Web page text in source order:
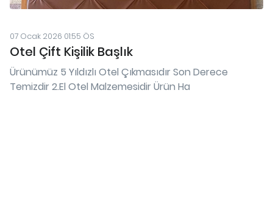
07 Ocak 2026 01:55 ÖS
Otel Çift Kişilik Başlık
Ürünümüz 5 Yıldızlı Otel Çıkmasıdır Son Derece
Temizdir 2.El Otel Malzemesidir Ürün Ha